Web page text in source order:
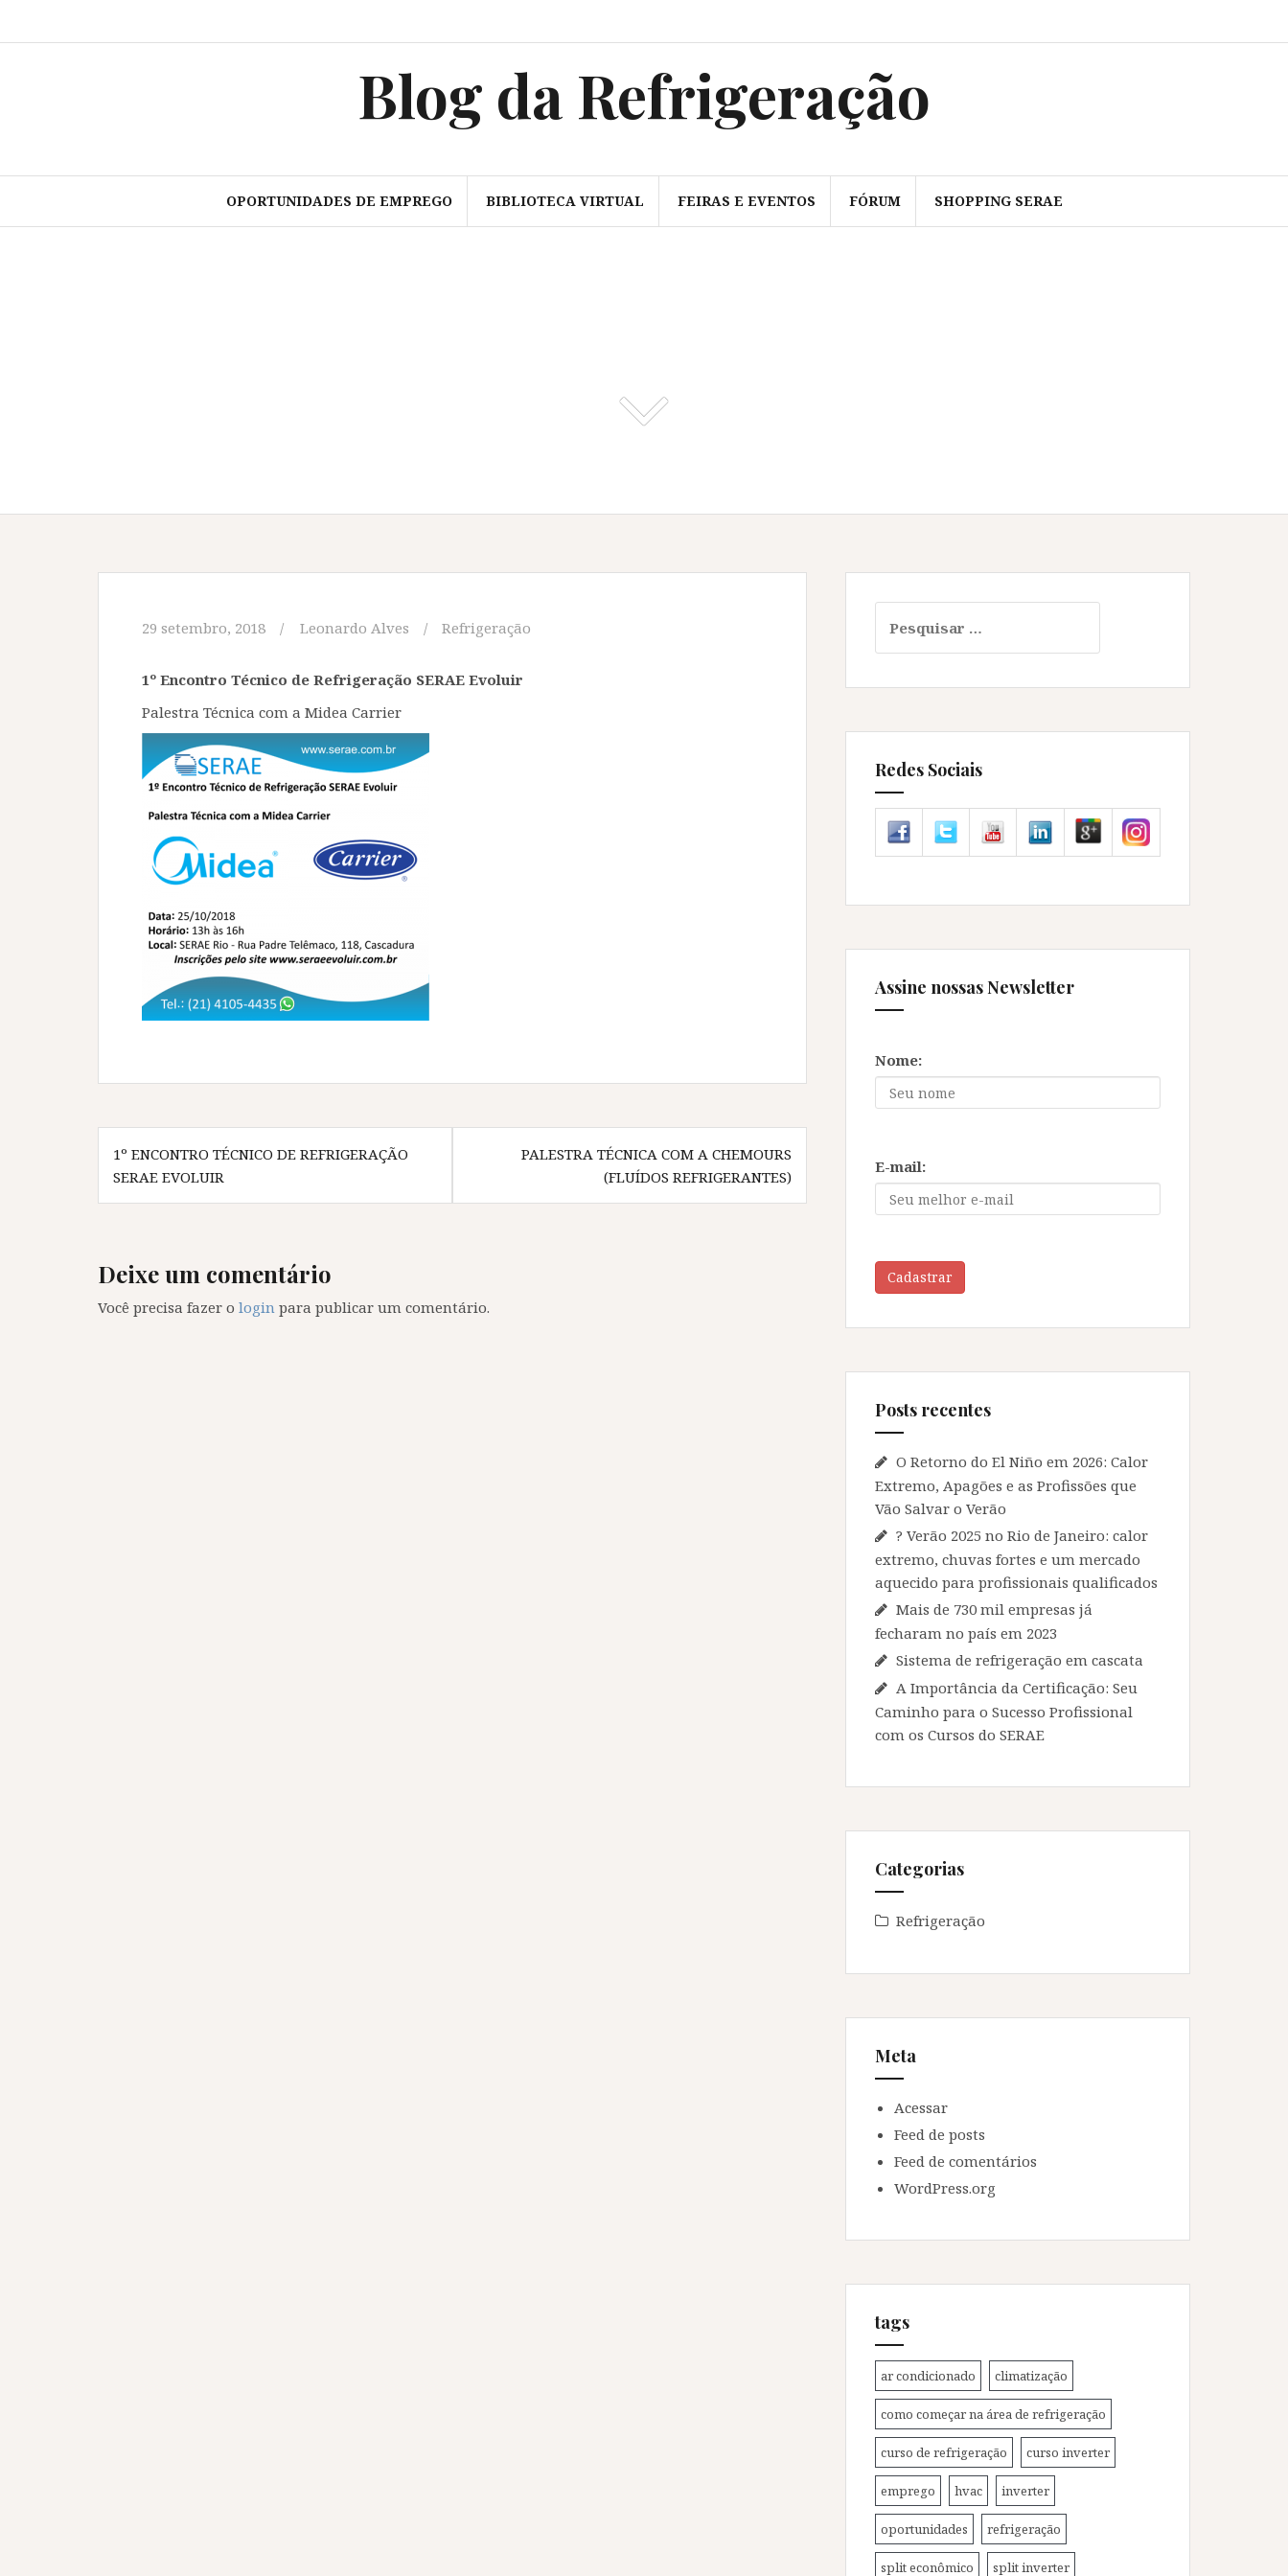
Blog da Refrigeração
OPORTUNIDADES DE EMPREGO BIBLIOTECA VIRTUAL FEIRAS E EVENTOS FÓRUM SHOPPING SERAE
29 setembro, 2018 Leonardo Alves Refrigeração
1º Encontro Técnico de Refrigeração SERAE Evoluir
Palestra Técnica com a Midea Carrier
Navegação
de
Post
1º ENCONTRO TÉCNICO DE REFRIGERAÇÃO
SERAE EVOLUIR
PALESTRA TÉCNICA COM A CHEMOURS
(FLUÍDOS REFRIGERANTES)
Deixe um comentário
Você precisa fazer o login para publicar um comentário.
por:
Redes Sociais
Assine nossas Newsletter
Nome:
E-mail:
Cadastrar
Posts recentes
O Retorno do El Niño em 2026: Calor
Extremo, Apagões e as Profissões que
Vão Salvar o Verão
? Verão 2025 no Rio de Janeiro: calor
extremo, chuvas fortes e um mercado
aquecido para profissionais qualificados
Mais de 730 mil empresas já
fecharam no país em 2023
Sistema de refrigeração em cascata
A Importância da Certificação: Seu
Caminho para o Sucesso Profissional
com os Cursos do SERAE
Categorias
Refrigeração
Meta
Acessar
Feed de posts
Feed de comentários
WordPress.org
tags
ar condicionado climatização
como começar na área de refrigeração
curso de refrigeração curso inverter
emprego hvac inverter
oportunidades refrigeração
split econômico split inverter